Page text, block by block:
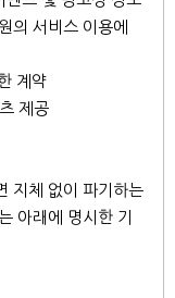
의 서비스 이용에
계약
제공
지체 없이 파기하는
아래에 명시한 기